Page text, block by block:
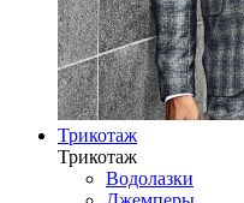
Трикотаж
Трикотаж
Водолазки